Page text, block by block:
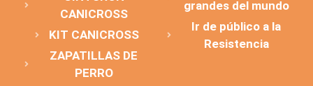
CANICROSS
KIT CANICROSS
ZAPATILLAS DE
PERRO
grandes del mundo
Ir de público a la
Resistencia